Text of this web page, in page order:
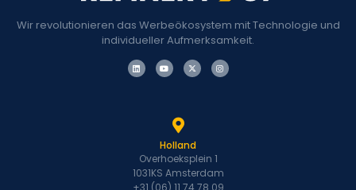
Wir revolutionieren das Werbeökosystem mit Technologie und
individueller Aufmerksamkeit.
Holland
Overhoeksplein 1
1031KS Amsterdam